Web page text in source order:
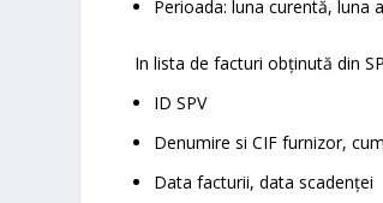
Perioada: luna curentă, luna
In lista de facturi obținută din
ID SPV
Denumire si CIF furnizor,
Data facturii, data scadenței